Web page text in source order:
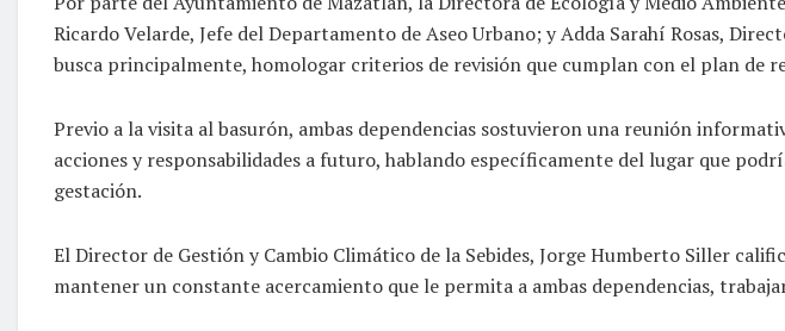
Ricardo Velarde, Jefe del Departamento de Aseo Urbano; y Adda Sarahí Rosas,
busca principalmente, homologar criterios de revisión que cumplan con el plan de
Previo a la visita al basurón, ambas dependencias sostuvieron una reunión
acciones y responsabilidades a futuro, hablando específicamente del lugar que
gestación.
El Director de Gestión y Cambio Climático de la Sebides, Jorge Humberto Siller
mantener un constante acercamiento que le permita a ambas dependencias,